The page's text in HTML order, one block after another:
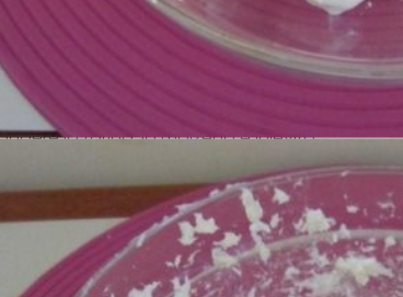
la farina, la maizena e il lievito.